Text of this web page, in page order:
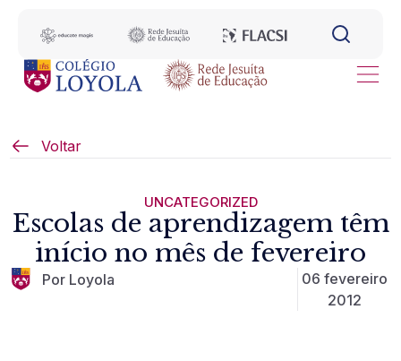
Voltar
UNCATEGORIZED
Escolas de aprendizagem têm
início no mês de fevereiro
Por Loyola
06 fevereiro
2012